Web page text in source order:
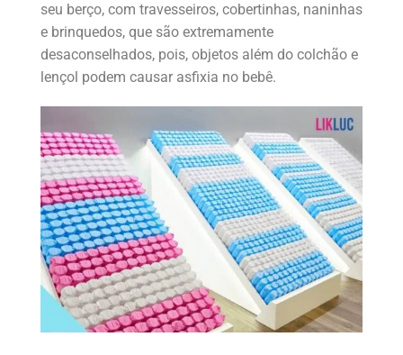
seu berço, com travesseiros, cobertinhas, naninhas
e brinquedos, que são extremamente
desaconselhados, pois, objetos além do colchão e
lençol podem causar asfixia no bebê.